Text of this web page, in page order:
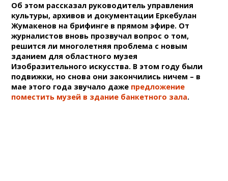
Об этом рассказал руководитель управления
культуры, архивов и документации Еркебулан
Жумакенов на брифинге в прямом эфире. От
журналистов вновь прозвучал вопрос о том,
решится ли многолетняя проблема с новым
зданием для областного музея
Изобразительного искусства. В этом году были
подвижки, но снова они закончились ничем – в
мае этого года звучало даже предложение
поместить музей в здание банкетного зала.